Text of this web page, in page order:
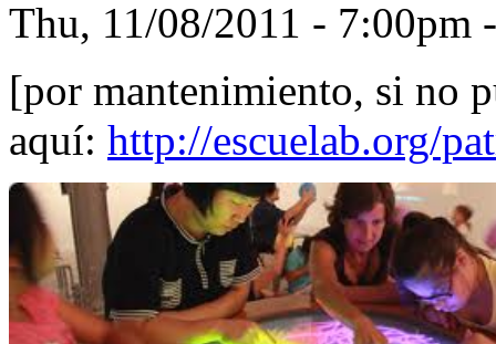
Thu, 11/08/2011 - 7:00pm
[por mantenimiento, si no
aquí: http://escuelab.org/